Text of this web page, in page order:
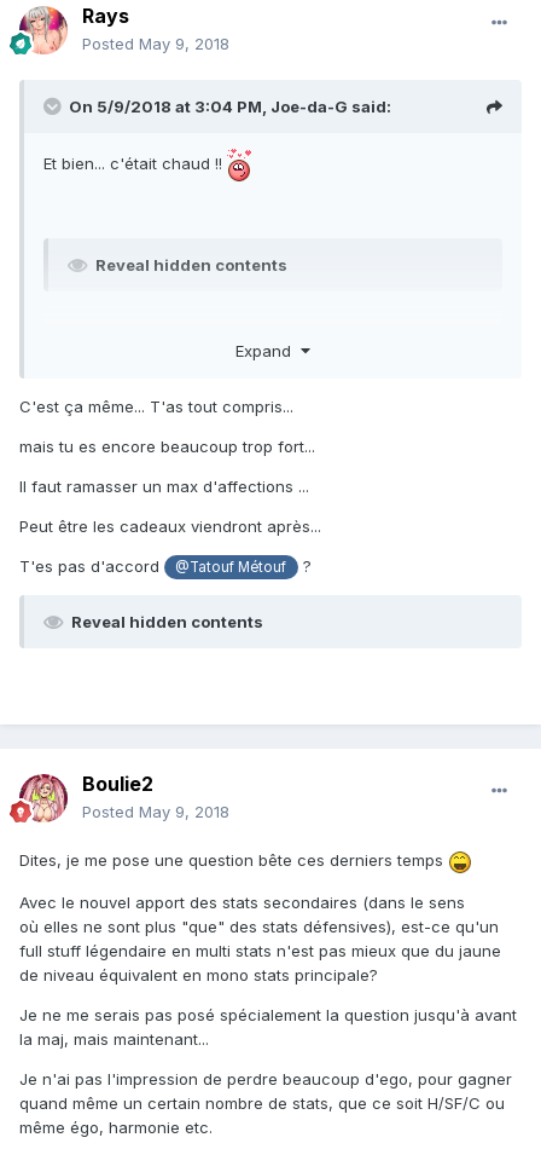
Rays
Posted May 9, 2018
On 5/9/2018 at 3:04 PM, Joe-da-G said:
Et bien... c'était chaud !!
Reveal hidden contents
Expand
C'est ça même... T'as tout compris...
mais tu es encore beaucoup trop fort...
Il faut ramasser un max d'affections ...
Peut être les cadeaux viendront après...
T'es pas d'accord @Tatouf Métouf ?
Reveal hidden contents
Boulie2
Posted May 9, 2018
Dites, je me pose une question bête ces derniers temps
Avec le nouvel apport des stats secondaires (dans le sens
où elles ne sont plus "que" des stats défensives), est-ce qu'un
full stuff légendaire en multi stats n'est pas mieux que du jaune
de niveau équivalent en mono stats principale?
Je ne me serais pas posé spécialement la question jusqu'à avant
la maj, mais maintenant...
Je n'ai pas l'impression de perdre beaucoup d'ego, pour gagner
quand même un certain nombre de stats, que ce soit H/SF/C ou
même égo, harmonie etc.